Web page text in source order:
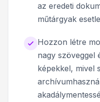
az eredeti
műtárgyak
Hozzon létre
nagy szöveggel
képekkel, mivel